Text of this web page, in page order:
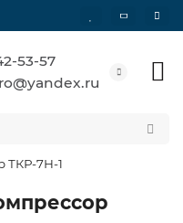
53-57
ТКР-7Н-1